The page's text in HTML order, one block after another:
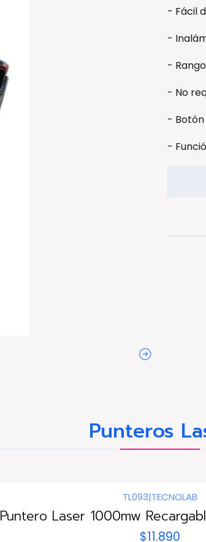
- Fácil
-
-
- No
- Botón
-
Punteros
TL093|TECNOLAB
Puntero Laser 1000mw
$11.890